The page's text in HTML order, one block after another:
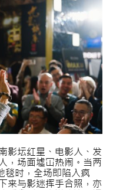
影坛红星、电影人、发
，场面墟冚热闹。当两
时，全场即陷入疯
来与影迷挥手合照，亦